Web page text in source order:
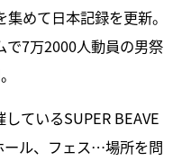
めて日本記録を更新。
で7万2000人動員の男祭
ているSUPER BEAVE
ール、フェス…場所を問